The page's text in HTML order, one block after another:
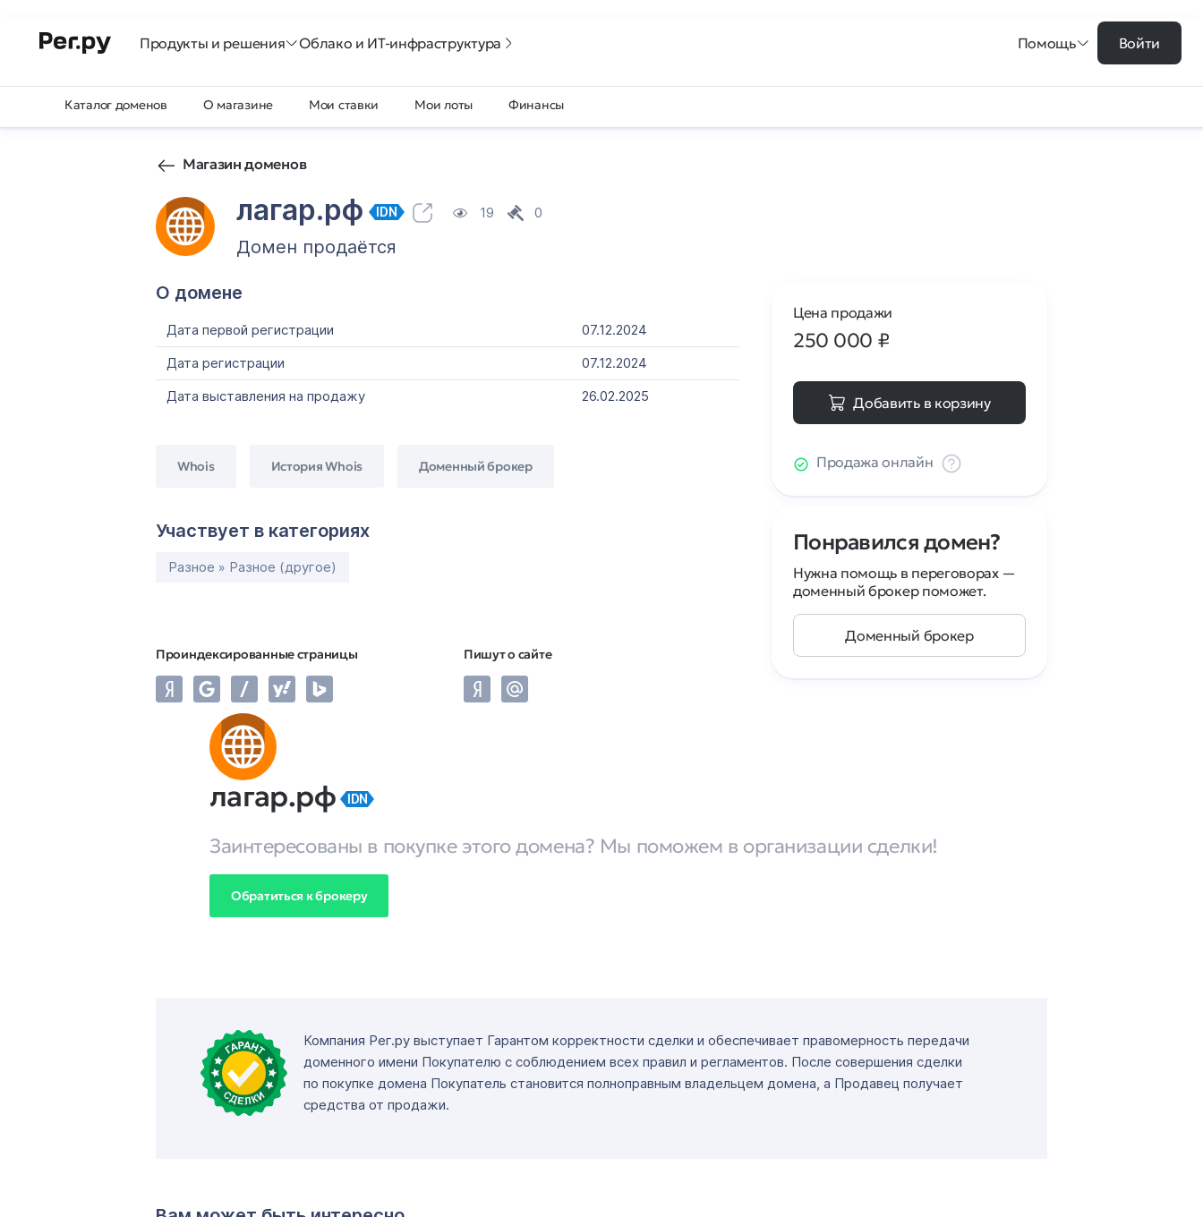
Продукты и решения Облако и ИТ-инфраструктура Помощь Войти
Каталог доменов О магазине Мои ставки Мои лоты Финансы
Магазин доменов
лагар.рф IDN 19 0
Домен продаётся
О домене
Дата первой регистрации
07.12.2024
Дата регистрации
07.12.2024
Дата выставления на продажу
26.02.2025
Whois История Whois Доменный брокер
Участвует в категориях
Разное » Разное (другое)
Проиндексированные страницы Пишут о сайте
Цена продажи
250 000 ₽
Добавить в корзину
Продажа онлайн
Понравился домен?
Нужна помощь в переговорах —
доменный брокер поможет.
Доменный брокер
лагар.рф IDN
Заинтересованы в покупке этого домена? Мы поможем в организации сделки!
Обратиться к брокеру
Компания Рег.ру выступает Гарантом корректности сделки и обеспечивает правомерность передачи
доменного имени Покупателю с соблюдением всех правил и регламентов. После совершения сделки
по покупке домена Покупатель становится полноправным владельцем домена, а Продавец получает
средства от продажи.